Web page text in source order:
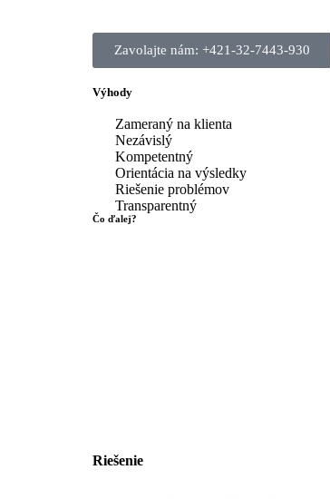
Zavolajte nám: +421-32-7443-930
Výhody
Zameraný na klienta
Nezávislý
Kompetentný
Orientácia na výsledky
Riešenie problémov
Transparentný
Čo ďalej?
Riešenie